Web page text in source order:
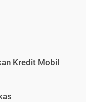
Kredit Mobil